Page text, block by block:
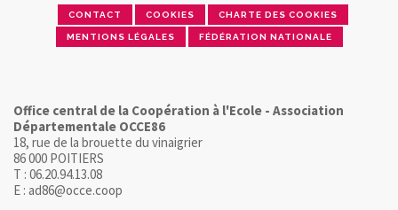
CONTACT COOKIES CHARTE DES COOKIES
MENTIONS LÉGALES FÉDÉRATION NATIONALE
Office central de la Coopération à l'Ecole - Association
Départementale OCCE86
18, rue de la brouette du vinaigrier
86 000 POITIERS
T : 06.20.94.13.08
E : ad86@occe.coop